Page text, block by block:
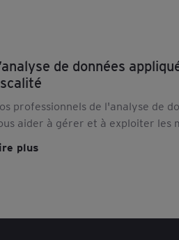
de données
professionnels de l'analyse de
aider à gérer et à exploiter les
fiscales. Découvrez notre
plus